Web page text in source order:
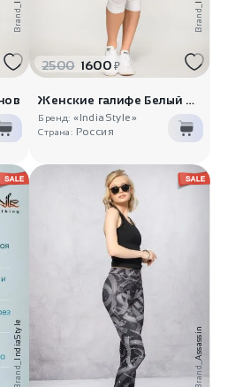
Brand_ Brand_
2500 1600 ₽
Женские галифе Белый айсберг
Бренд: «IndiaStyle»
Страна: Россия
Brand_
IndiaStyle
Brand_
Assassin